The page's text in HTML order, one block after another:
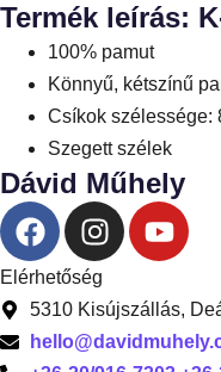
Termék leírás:
100% pamut
Könnyű, kétszínű
Csíkok szélessége:
Szegett szélek
Dávid Műhely
Elérhetőség
5310 Kisújszállás,